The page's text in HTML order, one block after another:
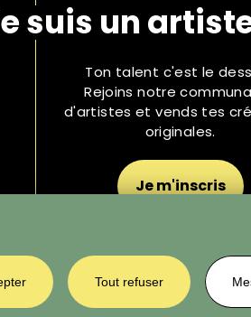
suis un
Ton talent c'est le
Rejoins notre
d'artistes et vends tes
originales.
Je m'inscris
Tout refuser